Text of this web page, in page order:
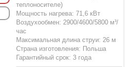
теплоносителе)
Мощность нагрева: 71,6 кВт
Воздухообмен: 2900/4600/5800 м³/
час
Максимальная длина струи: 26 м
Страна изготовления: Польша
Гарантийный срок: 3 года